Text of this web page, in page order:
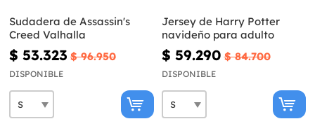
Sudadera de Assassin's
Creed Valhalla
$ 53.323 $ 96.950
DISPONIBLE
Jersey de Harry Potter
navideño para adulto
$ 59.290 $ 84.700
DISPONIBLE